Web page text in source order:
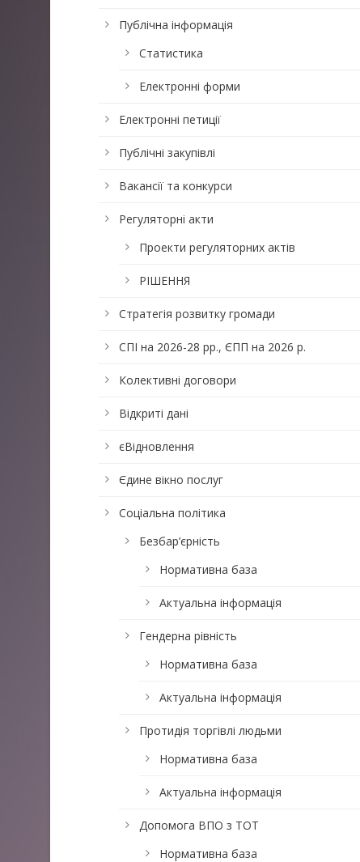
Публічна інформація
Статистика
Електронні форми
Електронні петиції
Публічні закупівлі
Вакансії та конкурси
Регуляторні акти
Проекти регуляторних актів
РІШЕННЯ
Стратегія розвитку громади
СПІ на 2026-28 рр., ЄПП на 2026 р.
Колективні договори
Відкриті дані
єВідновлення
Єдине вікно послуг
Соціальна політика
Безбар’єрність
Нормативна база
Актуальна інформація
Гендерна рівність
Нормативна база
Актуальна інформація
Протидія торгівлі людьми
Нормативна база
Актуальна інформація
Допомога ВПО з ТОТ
Нормативна база